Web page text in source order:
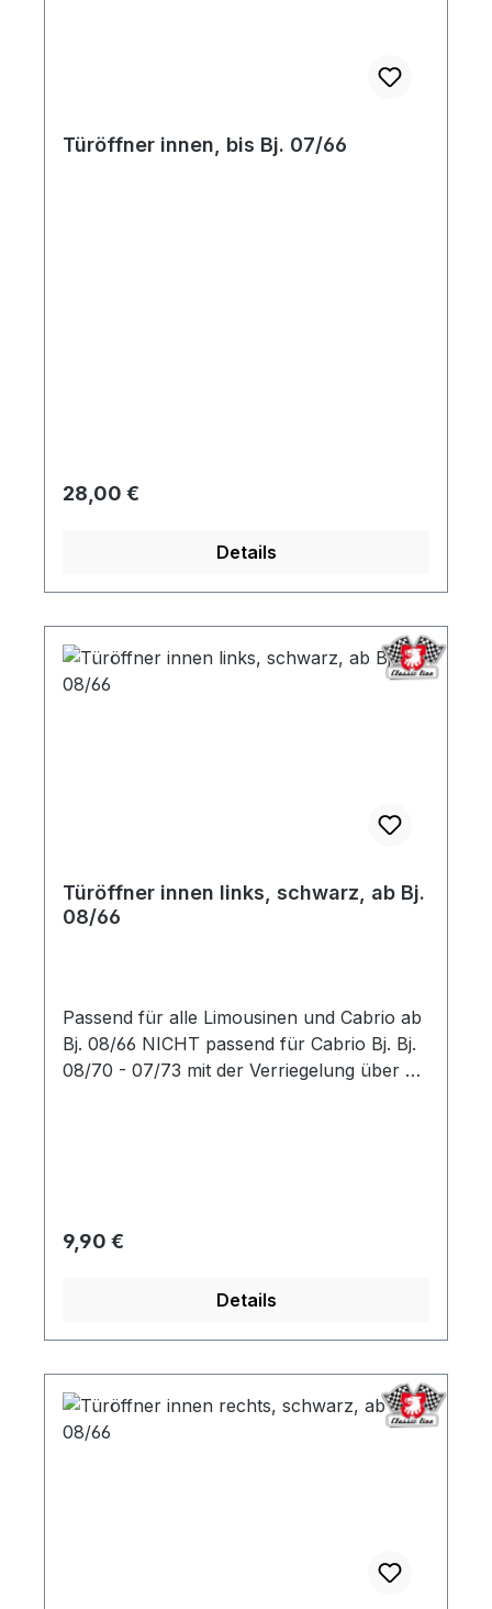
Türöffner innen, bis Bj. 07/66
Regulärer Preis:
28,00 €
Details
Türöffner innen links, schwarz, ab Bj.
08/66
Passend für alle Limousinen und Cabrio ab
Bj. 08/66 NICHT passend für Cabrio Bj. Bj.
08/70 - 07/73 mit der Verriegelung über die
Regulärer Preis:
9,90 €
Details